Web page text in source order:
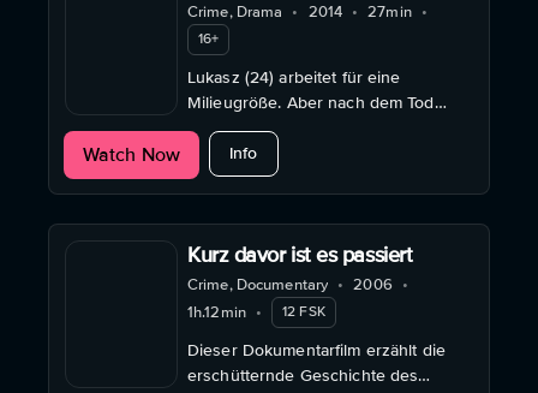
Crime, Drama • 2014 • 27min •
16+
Lukasz (24) arbeitet für eine
Milieugröße. Aber nach dem Tod
seiner Mutter steht plötzlich sein
kleiner Bruder Kamil (13) vor seiner
Tür.
Watch Now Infoabout Bruder
Kurz davor ist es passiert
Crime, Documentary • 2006 •
1h.12min • 12 FSK
Dieser Dokumentarfilm erzählt die
erschütternde Geschichte des